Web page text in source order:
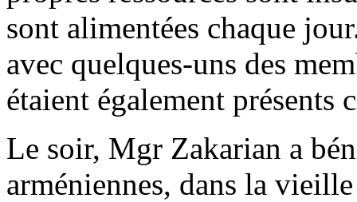
sont alimentées chaque
avec quelques-uns des
étaient également présents
Le soir, Mgr Zakarian a
arméniennes, dans la